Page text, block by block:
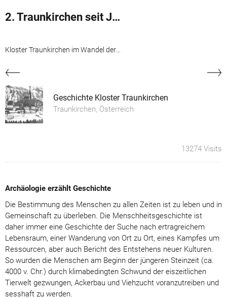
2. Traunkirchen seit Jahrtausenden
Geschichte Kloster Traunkirchen
Traunkirchen, Österreich
13274 Visits
Archäologie erzählt Geschichte
Die Bestimmung des Menschen zu allen Zeiten ist zu leben und in
Gemeinschaft zu überleben. Die Menschheitsgeschichte ist
daher immer eine Geschichte der Suche nach ertragreichem
Lebensraum, einer Wanderung von Ort zu Ort, eines Kampfes um
Ressourcen, aber auch Bericht des Entstehens neuer Kulturen.
So wurden die Menschen am Beginn der jüngeren Steinzeit (ca.
4000 v. Chr.) durch klimabedingten Schwund der eiszeitlichen
Tierwelt gezwungen, Ackerbau und Viehzucht voranzutreiben und
sesshaft zu werden.